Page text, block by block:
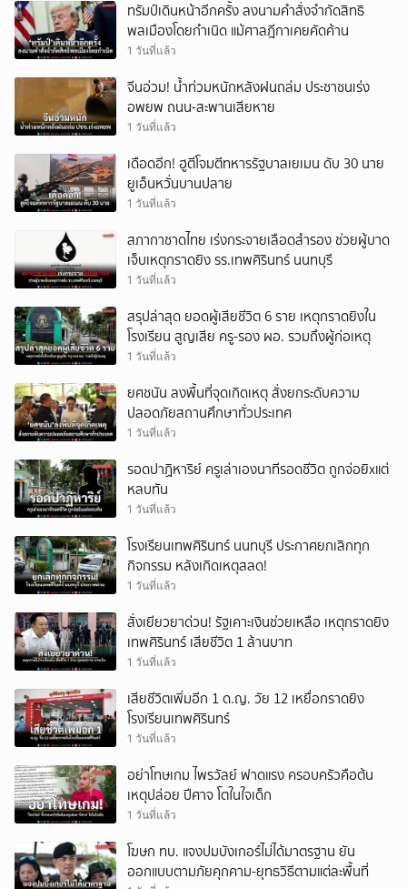
ทรัมป์เดินหน้าอีกครั้ง ลงนามคำสั่งจำกัดสิทธิ
พลเมืองโดยกำเนิด แม้ศาลฎีกาเคยคัดค้าน
1 วันที่แล้ว
จีนอ่วม! น้ำท่วมหนักหลังฝนถล่ม ประชาชนเร่ง
อพยพ ถนน-สะพานเสียหาย
1 วันที่แล้ว
เดือดอีก! ฮูตีโจมตีทหารรัฐบาลเยเมน ดับ 30 นาย
ยูเอ็นหวั่นบานปลาย
1 วันที่แล้ว
สภากาชาดไทย เร่งกระจายเลือดสำรอง ช่วยผู้บาด
เจ็บเหตุกราดยิง รร.เทพศิรินทร์ นนทบุรี
1 วันที่แล้ว
สรุปล่าสุด ยอดผู้เสียชีวิต 6 ราย เหตุกราดยิงใน
โรงเรียน สูญเสีย ครู-รอง ผอ. รวมถึงผู้ก่อเหตุ
1 วันที่แล้ว
ยศชนัน ลงพื้นที่จุดเกิดเหตุ สั่งยกระดับความ
ปลอดภัยสถานศึกษาทั่วประเทศ
1 วันที่แล้ว
รอดปาฏิหาริย์ ครูเล่าเองนาทีรอดชีวิต ถูกจ่อยิxแต่
หลบทัน
1 วันที่แล้ว
โรงเรียนเทพศิรินทร์ นนทบุรี ประกาศยกเลิกทุก
กิจกรรม หลังเกิดเหตุสลด!
1 วันที่แล้ว
สั่งเยียวยาด่วน! รัฐเคาะเงินช่วยเหลือ เหตุกราดยิง
เทพศิรินทร์ เสียชีวิต 1 ล้านบาท
1 วันที่แล้ว
เสียชีวิตเพิ่มอีก 1 ด.ญ. วัย 12 เหยื่อกราดยิง
โรงเรียนเทพศิรินทร์
1 วันที่แล้ว
อย่าโทษเกม ไพรวัลย์ ฟาดแรง ครอบครัวคือต้น
เหตุปล่อย ปีศาจ โตในใจเด็ก
1 วันที่แล้ว
โฆษก ทบ. แจงปมบังเกอร์ไม่ได้มาตรฐาน ยัน
ออกแบบตามภัยคุกคาม-ยุทธวิธีตามแต่ละพื้นที่